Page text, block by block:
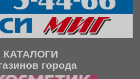
КАТАЛОГИ
города